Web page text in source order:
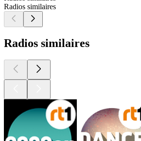
Radios similaires
Radios similaires